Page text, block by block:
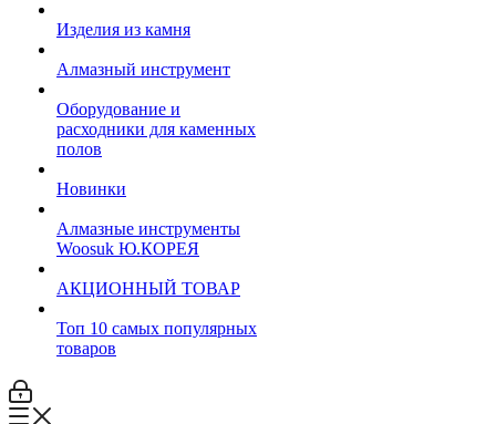
Изделия из камня
Алмазный инструмент
Оборудование и
расходники для каменных
полов
Новинки
Алмазные инструменты
Woosuk Ю.КОРЕЯ
АКЦИОННЫЙ ТОВАР
Топ 10 самых популярных
товаров